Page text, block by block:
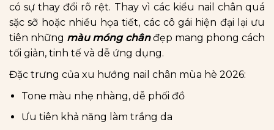
có sự thay đổi rõ rệt. Thay vì các kiểu nail chân quá
sặc sỡ hoặc nhiều họa tiết, các cô gái hiện đại lại ưu
tiên những màu móng chânđẹp mang phong cách
tối giản, tinh tế và dễ ứng dụng.
Đặc trưng của xu hướng nail chân mùa hè 2026:
Tone màu nhẹ nhàng, dễ phối đồ
Ưu tiên khả năng làm trắng da